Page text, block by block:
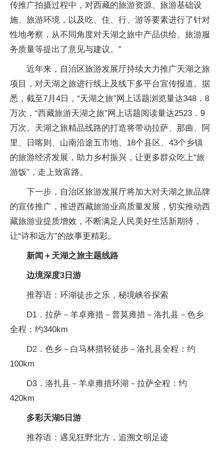
传推广拍摄过程中，对西藏的旅游资源、旅游基础设
施、旅游环境，以及吃、住、行、游等要素进行了针对
性地考察，从不同角度对天湖之旅中产品供给、旅游服
务质量等提出了意见与建议。”
近年来，自治区旅游发展厅持续大力推广天湖之旅
项目，对天湖之旅进行线上及线下多平台宣传报道。据
悉，截至7月4日，“天湖之旅”网上话题浏览量达348．8
万次，“西藏旅游天湖之旅”网上话题阅读量达2523．9
万次。天湖之旅精品线路的打造将带动拉萨、那曲、阿
里、日喀则、山南沿途五市地、18个县区、43个乡镇
的旅游经济发展，助力乡村振兴，让更多群众吃上“旅
游饭”，走上致富路。
下一步，自治区旅游发展厅将加大对天湖之旅品牌
的宣传推广，推进西藏旅游业高质量发展，切实推动西
藏旅游业提质增效，不断满足人民美好生活新期待，
让“诗和远方”的故事更精彩。
新闻＋ 天湖之旅主题线路
边境深度3日游
推荐语：环湖徒步之乐，秘境峡谷探索
D1．拉萨－羊卓雍措－普莫雍措－洛扎县－色乡
全程：约340km
D2．色乡－白马林措轻徒步－洛扎县全程：约
100km
D3．洛扎县－羊卓雍措环湖－拉萨全程：约
420km
多彩天湖5日游
推荐语：遇见狂野北方，追溯文明足迹